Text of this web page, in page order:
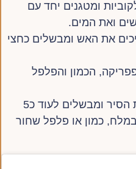
ומטגנים יחד עם
ואת המים.
את האש ומבשלים כחצי
הכמון והפלפל
מוסיפים את התרד, סוגרים את הסיר ומבשלים לעוד כ5
כמון או פלפל שחור